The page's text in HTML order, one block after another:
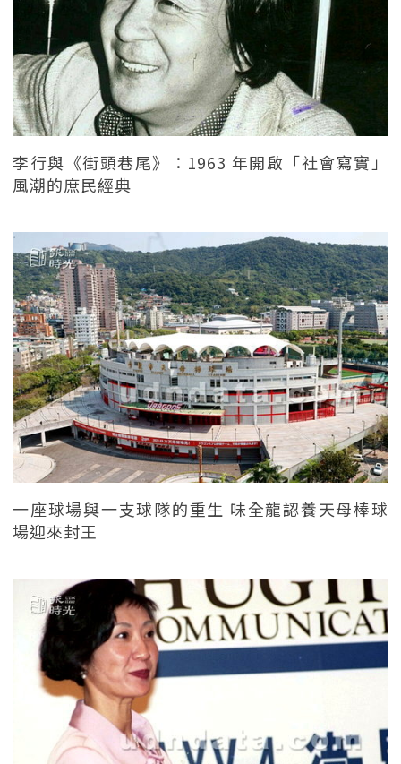
李行與《街頭巷尾》：1963 年開啟「社會寫實」
風潮的庶民經典
一座球場與一支球隊的重生 味全龍認養天母棒球
場迎來封王